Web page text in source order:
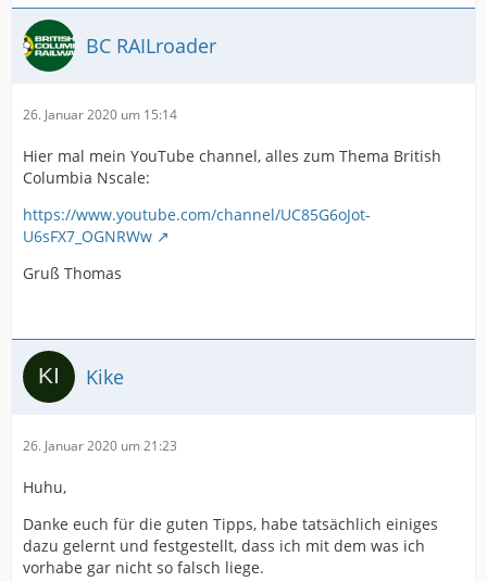
BC RAILroader
26. Januar 2020 um 15:14
Hier mal mein YouTube channel, alles zum Thema British
Columbia Nscale:
https://www.youtube.com/channel/UC85G6oJot-
U6sFX7_OGNRWw
Gruß Thomas
Kike
26. Januar 2020 um 21:23
Huhu,
Danke euch für die guten Tipps, habe tatsächlich einiges
dazu gelernt und festgestellt, dass ich mit dem was ich
vorhabe gar nicht so falsch liege.